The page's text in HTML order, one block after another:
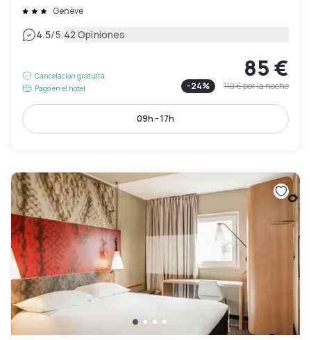
Genève
4.5/5|42 Opiniones
Cancelación gratuita
Pago en el hotel
85 €
-24% 110 €por la noche
09h - 17h